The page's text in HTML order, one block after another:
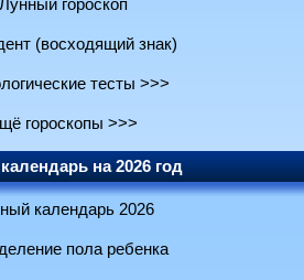
Лунный гороскоп
(восходящий знак)
тесты >>>
гороскопы >>>
на 2026 год
календарь 2026
пола ребенка